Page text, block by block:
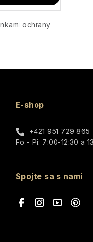
ochrany
E-shop
+421 951 729 865
Po - Pi: 7:00-12:30 a
Spojte sa s nami